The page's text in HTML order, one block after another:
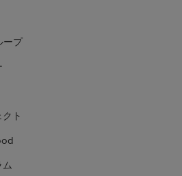
ープ
ト
ム